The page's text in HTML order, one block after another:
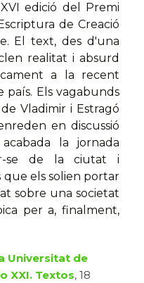
edició del Premi
de Creació
El text, des d'una
realitat i absurd
a la recent
Els vagabunds
Vladimir i Estragó
en discussió
la jornada
se de la ciutat i
que els solien portar
sobre una societat
per a, finalment,
Universitat de
XXI. Textos, 18